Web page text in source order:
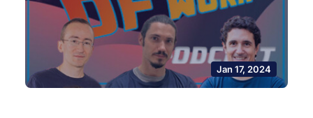
Jan 17, 2024